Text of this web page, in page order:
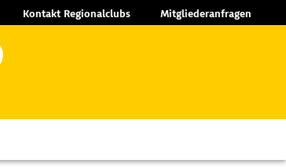
Kontakt Regionalclubs Mitgliederanfragen